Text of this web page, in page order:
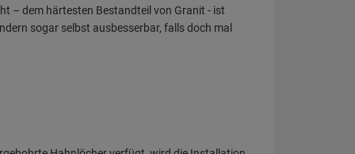
– dem härtesten Bestandteil von Granit - ist
sogar selbst ausbesserbar, falls doch mal